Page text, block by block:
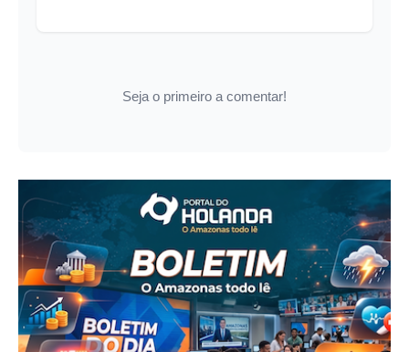
Seja o primeiro a comentar!